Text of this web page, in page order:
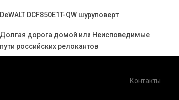
DeWALT DCF850E1T-QW шуруповерт
Долгая дорога домой или Неисповедимые
пути российских релокантов
Контакты